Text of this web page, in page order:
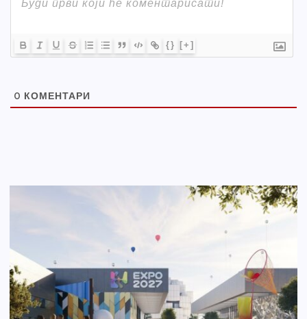
{} [+]
0 КОМЕНТАРИ